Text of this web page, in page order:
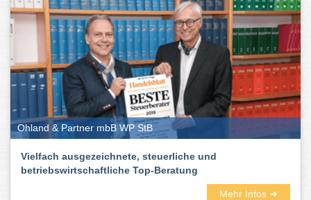
Ohland & Partner mbB WP StB
Vielfach ausgezeichnete, steuerliche und
betriebswirtschaftliche Top-Beratung
Mehr Infos ➜